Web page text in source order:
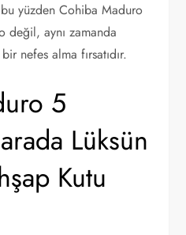
yüzden Cohiba Maduro
değil, aynı zamanda
nefes alma fırsatıdır.
5
Lüksün
Kutu